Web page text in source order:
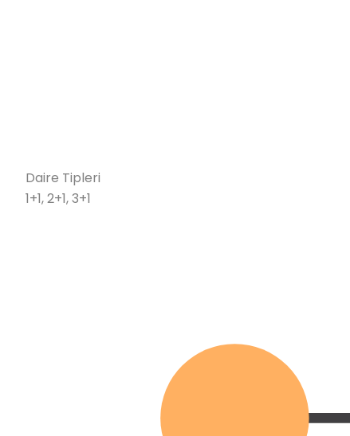
Daire Tipleri
1+1, 2+1, 3+1